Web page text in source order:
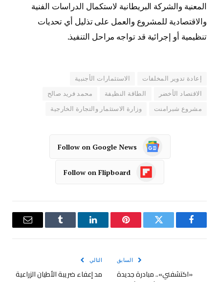
المعنية والشركة البريطانية لاستكمال الدراسات الفنية
والاقتصادية للمشروع والعمل على تذليل أي تحديات
تنظيمية أو إجرائية قد تواجه مراحل التنفيذ.
إعادة تدوير المخلفات الاستثمارات الأجنبية
الاقتصاد الأخضر الطاقة النظيفة محمد فريد صالح
مشروع شبرامنت وزارة الاستثمار والتجارة الخارجية
Follow on Google News
Follow on Flipboard
فيسبوك تويتر بينتيريستلينكدإن Tumblr
البريد
السابق
«اكتشفني».. مبادرة جديدة
التالي
مد إعفاء ضريبة الأطيان الزراعية